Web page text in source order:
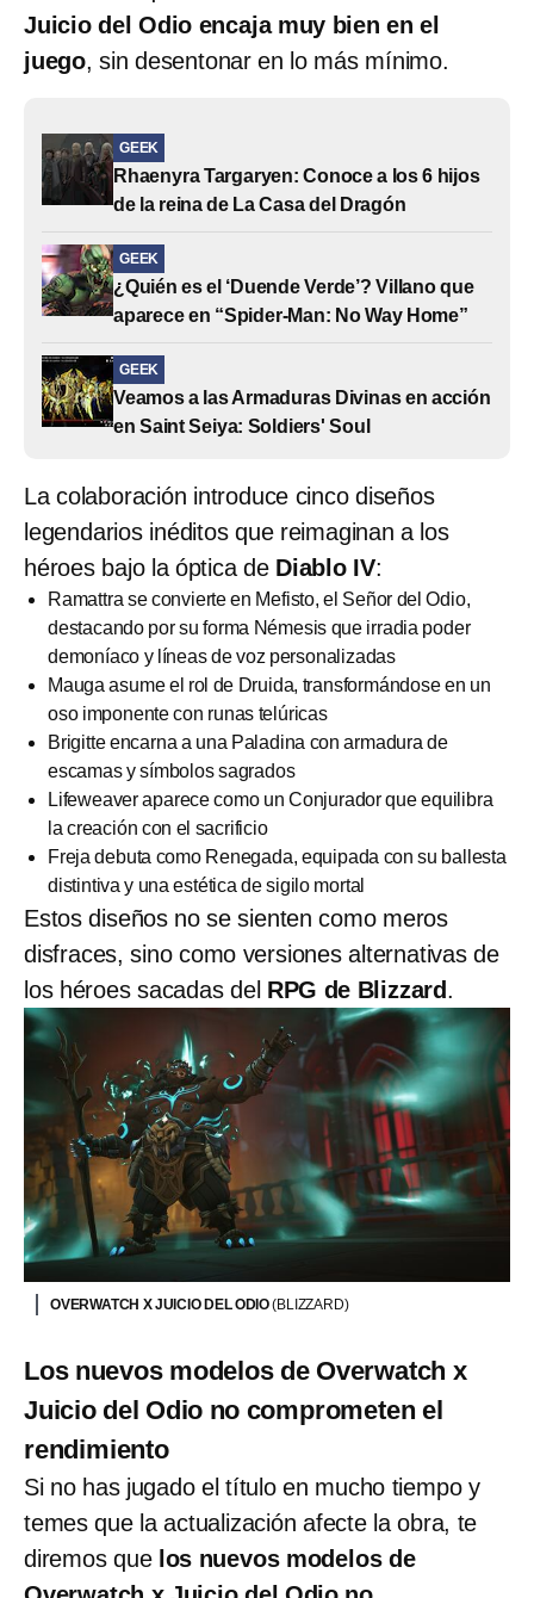
Juicio del Odio encaja muy bien en el
juego, sin desentonar en lo más mínimo.
GEEK
Rhaenyra Targaryen: Conoce a los 6 hijos
de la reina de La Casa del Dragón
GEEK
¿Quién es el ‘Duende Verde’? Villano que
aparece en “Spider-Man: No Way Home”
GEEK
Veamos a las Armaduras Divinas en acción
en Saint Seiya: Soldiers' Soul
La colaboración introduce cinco diseños
legendarios inéditos que reimaginan a los
héroes bajo la óptica de Diablo IV:
Ramattra se convierte en Mefisto, el Señor del Odio,
destacando por su forma Némesis que irradia poder
demoníaco y líneas de voz personalizadas
Mauga asume el rol de Druida, transformándose en un
oso imponente con runas telúricas
Brigitte encarna a una Paladina con armadura de
escamas y símbolos sagrados
Lifeweaver aparece como un Conjurador que equilibra
la creación con el sacrificio
Freja debuta como Renegada, equipada con su ballesta
distintiva y una estética de sigilo mortal
Estos diseños no se sienten como meros
disfraces, sino como versiones alternativas de
los héroes sacadas del RPG de Blizzard.
OVERWATCH X JUICIO DEL ODIO(BLIZZARD)
Los nuevos modelos de Overwatch x
Juicio del Odio no comprometen el
rendimiento
Si no has jugado el título en mucho tiempo y
temes que la actualización afecte la obra, te
diremos que los nuevos modelos de